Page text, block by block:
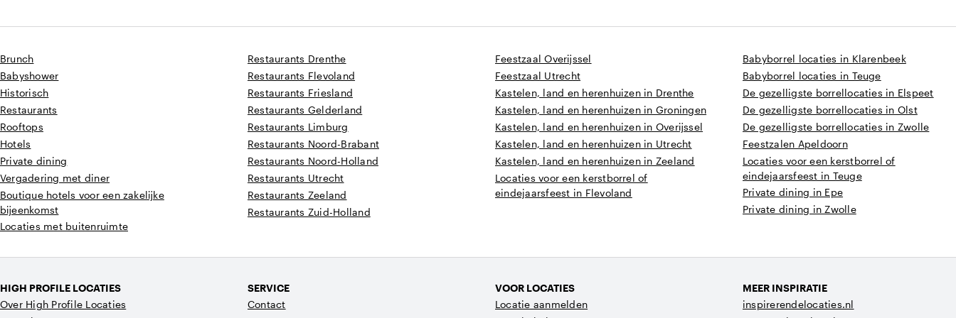
Brunch
Babyshower
Historisch
Restaurants
Rooftops
Hotels
Private dining
Vergadering met diner
Boutique hotels voor een zakelijke
bijeenkomst
Locaties met buitenruimte
Restaurants Drenthe
Restaurants Flevoland
Restaurants Friesland
Restaurants Gelderland
Restaurants Limburg
Restaurants Noord-Brabant
Restaurants Noord-Holland
Restaurants Utrecht
Restaurants Zeeland
Restaurants Zuid-Holland
Feestzaal Overijssel
Feestzaal Utrecht
Kastelen, land en herenhuizen in Drenthe
Kastelen, land en herenhuizen in Groningen
Kastelen, land en herenhuizen in Overijssel
Kastelen, land en herenhuizen in Utrecht
Kastelen, land en herenhuizen in Zeeland
Locaties voor een kerstborrel of
eindejaarsfeest in Flevoland
Babyborrel locaties in Klarenbeek
Babyborrel locaties in Teuge
De gezelligste borrellocaties in Elspeet
De gezelligste borrellocaties in Olst
De gezelligste borrellocaties in Zwolle
Feestzalen Apeldoorn
Locaties voor een kerstborrel of
eindejaarsfeest in Teuge
Private dining in Epe
Private dining in Zwolle
HIGH PROFILE LOCATIES
Over High Profile Locaties
SERVICE
Contact
VOOR LOCATIES
Locatie aanmelden
MEER INSPIRATIE
inspirerendelocaties.nl